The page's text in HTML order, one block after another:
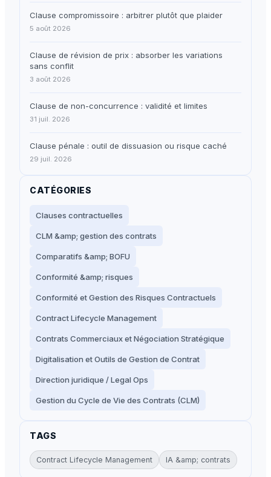
Clause compromissoire : arbitrer plutôt que plaider
5 août 2026
Clause de révision de prix : absorber les variations
sans conflit
3 août 2026
Clause de non-concurrence : validité et limites
31 juil. 2026
Clause pénale : outil de dissuasion ou risque caché
29 juil. 2026
CATÉGORIES
Clauses contractuelles
CLM &amp; gestion des contrats
Comparatifs &amp; BOFU
Conformité &amp; risques
Conformité et Gestion des Risques Contractuels
Contract Lifecycle Management
Contrats Commerciaux et Négociation Stratégique
Digitalisation et Outils de Gestion de Contrat
Direction juridique / Legal Ops
Gestion du Cycle de Vie des Contrats (CLM)
TAGS
Contract Lifecycle Management IA &amp; contrats